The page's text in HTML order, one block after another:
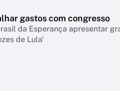
gastos com congresso
da Esperança apresentar
de Lula'